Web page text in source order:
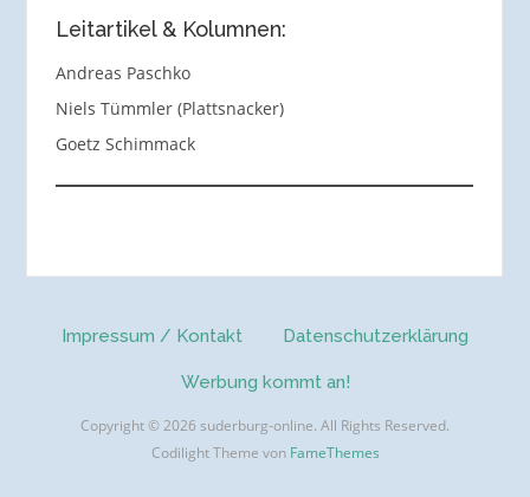
Leitartikel & Kolumnen:
Andreas Paschko
Niels Tümmler (Plattsnacker)
Goetz Schimmack
Impressum / Kontakt Datenschutzerklärung
Werbung kommt an!
Copyright © 2026 suderburg-online. All Rights Reserved.
Codilight Theme von FameThemes